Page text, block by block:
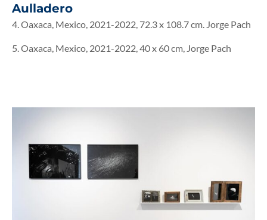
Aulladero
4. Oaxaca, Mexico, 2021-2022, 72.3 x 108.7 cm. Jorge Pach
5. Oaxaca, Mexico, 2021-2022, 40 x 60 cm, Jorge Pach